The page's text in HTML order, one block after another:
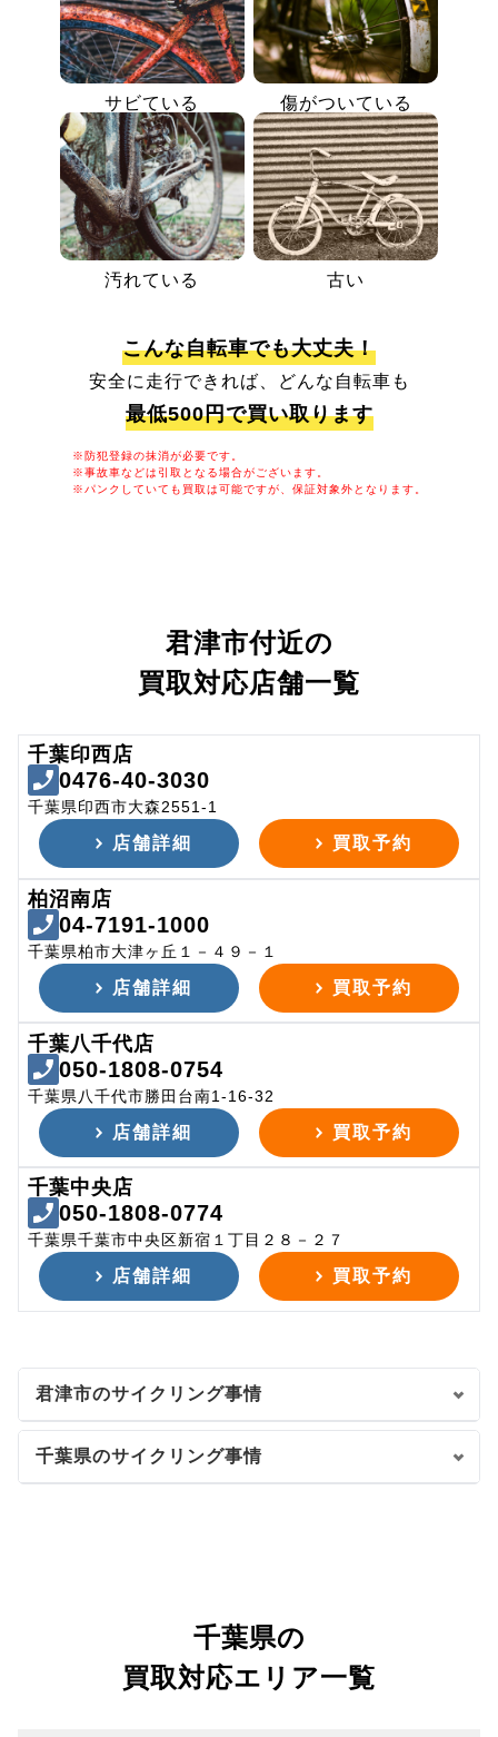
サビている 傷がついている
汚れている 古い
こんな自転車でも大丈夫！
安全に走行できれば、どんな自転車も
最低500円で買い取ります
※防犯登録の抹消が必要です。
※事故車などは引取となる場合がございます。
※パンクしていても買取は可能ですが、保証対象外となります。
君津市付近の
買取対応店舗一覧
千葉印西店
0476-40-3030
千葉県印西市大森2551-1
店舗詳細 買取予約
柏沼南店
04-7191-1000
千葉県柏市大津ヶ丘１－４９－１
店舗詳細 買取予約
千葉八千代店
050-1808-0754
千葉県八千代市勝田台南1-16-32
店舗詳細 買取予約
千葉中央店
050-1808-0774
千葉県千葉市中央区新宿１丁目２８－２７
店舗詳細 買取予約
君津市のサイクリング事情
千葉県のサイクリング事情
千葉県の
買取対応エリア一覧